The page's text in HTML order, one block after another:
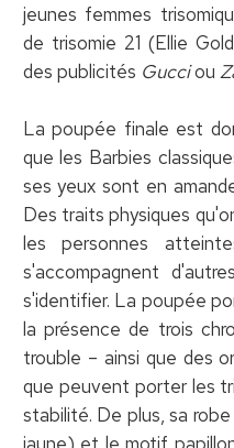
jeunes femmes
de trisomie 21 (Ellie
des publicités Gucciou
La poupée finale est
que les Barbies
ses yeux sont en
Des traits physiques
les personnes
s'accompagnent
s'identifier. La poupée
la présence de trois
trouble – ainsi que des
que peuvent porter les
stabilité. De plus, sa